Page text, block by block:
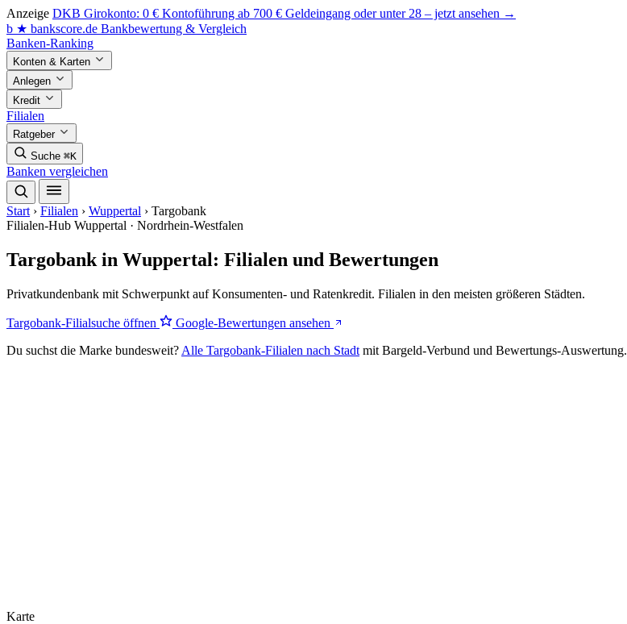
Anzeige DKB Girokonto: 0 € Kontoführung ab 700 € Geldeingang oder unter 28 – jetzt ansehen →
b ★ bankscore.de Bankbewertung & Vergleich
Banken-Ranking
Konten & Karten
Anlegen
Kredit
Filialen
Ratgeber
Suche ⌘K
Banken vergleichen
Start › Filialen › Wuppertal › Targobank
Filialen-Hub Wuppertal · Nordrhein-Westfalen
Targobank in Wuppertal: Filialen und Bewertungen
Privatkundenbank mit Schwerpunkt auf Konsumenten- und Ratenkredit. Filialen in den meisten größeren Städten.
Targobank-Filialsuche öffnen
Google-Bewertungen ansehen
Du suchst die Marke bundesweit? Alle Targobank-Filialen nach Stadt mit Bargeld-Verbund und Bewertungs-Auswertung.
Karte